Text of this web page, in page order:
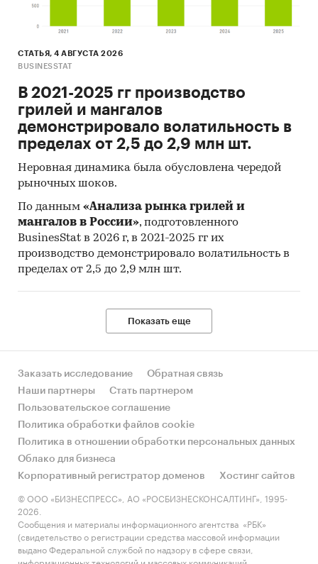
СТАТЬЯ, 4 АВГУСТА 2026
BUSINESSTAT
В 2021-2025 гг производство
грилей и мангалов
демонстрировало волатильность в
пределах от 2,5 до 2,9 млн шт.
Неровная динамика была обусловлена чередой
рыночных шоков.
По данным «Анализа рынка грилей и
мангалов в России», подготовленного
BusinesStat в 2026 г, в 2021-2025 гг их
производство демонстрировало волатильность в
пределах от 2,5 до 2,9 млн шт.
Показать еще
Заказать исследование
Обратная связь
Наши партнеры
Стать партнером
Пользовательское соглашение
Политика обработки файлов cookie
Политика в отношении обработки персональных данных
Облако для бизнеса
Корпоративный регистратор доменов
Хостинг сайтов
© ООО «БИЗНЕСПРЕСС», АО «РОСБИЗНЕСКОНСАЛТИНГ», 1995-
2026.
Сообщения и материалы информационного агентства «РБК»
(свидетельство о регистрации средства массовой информации
выдано Федеральной службой по надзору в сфере связи,